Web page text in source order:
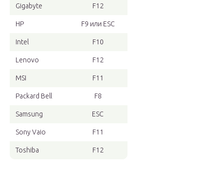
Gigabyte F12
HP F9 или ESC
Intel F10
Lenovo F12
MSI F11
Packard Bell F8
Samsung ESC
Sony Vaio F11
Toshiba F12